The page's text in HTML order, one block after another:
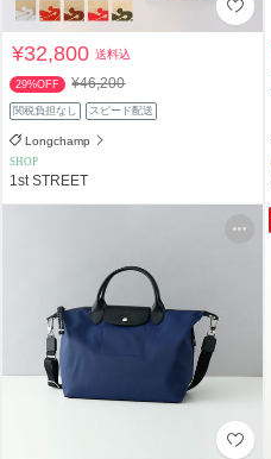
¥32,800送料込
29%OFF ¥46,200
関税負担なし スピード配送
Longchamp
SHOP
1st STREET